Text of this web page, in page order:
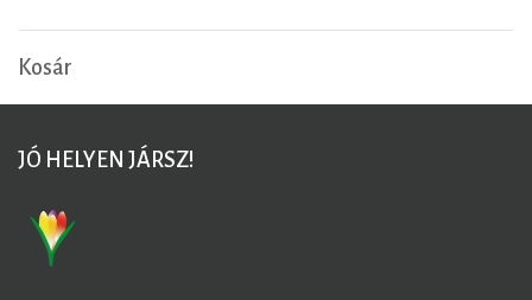
Kosár
JÓ HELYEN JÁRSZ!